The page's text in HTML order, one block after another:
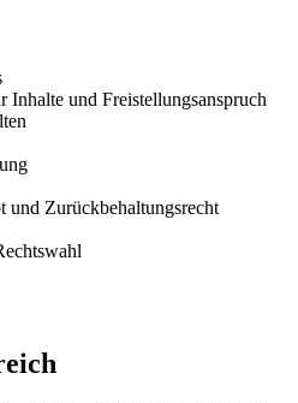
Inhalte und Freistellungsanspruch
und Zurückbehaltungsrecht